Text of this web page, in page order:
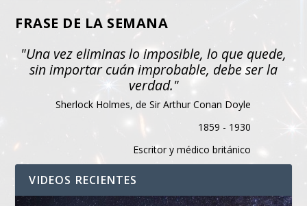
FRASE DE LA SEMANA
"Una vez eliminas lo imposible, lo que quede,
sin importar cuán improbable, debe ser la
verdad."
Sherlock Holmes, de Sir Arthur Conan Doyle
1859 - 1930
Escritor y médico británico
VIDEOS RECIENTES